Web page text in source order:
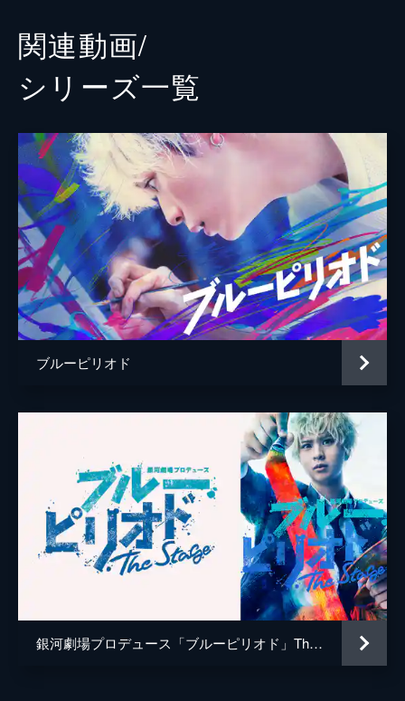
関連動画/
シリーズ⼀覧
ブルーピリオド
銀河劇場プロデュース「ブルーピリオド」The Stage